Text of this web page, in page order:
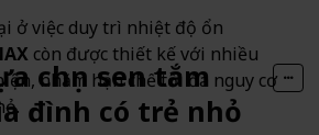
ở việc duy trì nhiệt độ ổn
còn được thiết kế với nhiều
nhằm hạn chế tối đa nguy cơ
chọn sen tắm
đình có trẻ nhỏ